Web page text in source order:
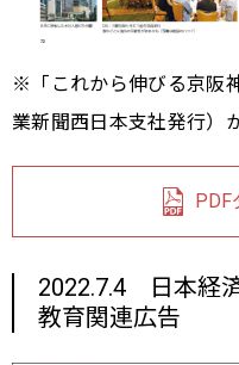
※「これから伸びる京阪
業新聞西日本支社発行）
PDF
2022.7.4 日本経
教育関連広告